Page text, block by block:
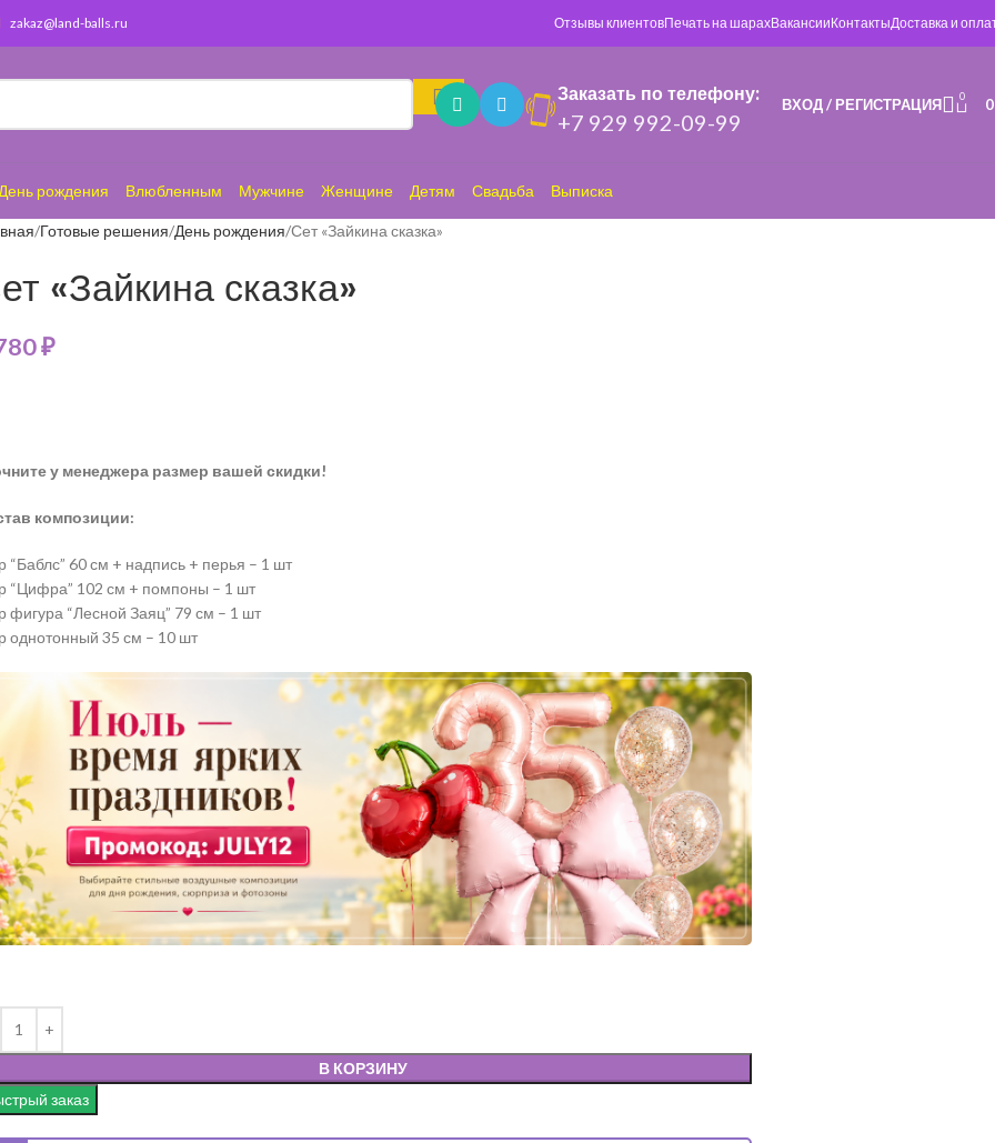
zakaz@land-balls.ru Отзывы клиентовПечать на шарахВакансииКонтактыДоставка и
Заказать по телефону:
+7 929 992-09-99
ВХОД / РЕГИСТРАЦИЯ 0
День рождения Влюбленным Мужчине Женщине Детям Свадьба Выписка
Готовые решения День рождения Сет «Зайкина сказка»
«Зайкина сказка»
₽
у менеджера размер вашей скидки!
композиции:
“Баблс” 60 см + надпись + перья – 1 шт
“Цифра” 102 см + помпоны – 1 шт
фигура “Лесной Заяц” 79 см – 1 шт
однотонный 35 см – 10 шт
В КОРЗИНУ
заказ